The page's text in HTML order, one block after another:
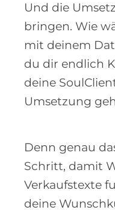
Und die
bringen. Wie
mit deinem
du dir endlich
deine
Umsetzung
Denn genau
Schritt, damit
Verkaufstexte
deine